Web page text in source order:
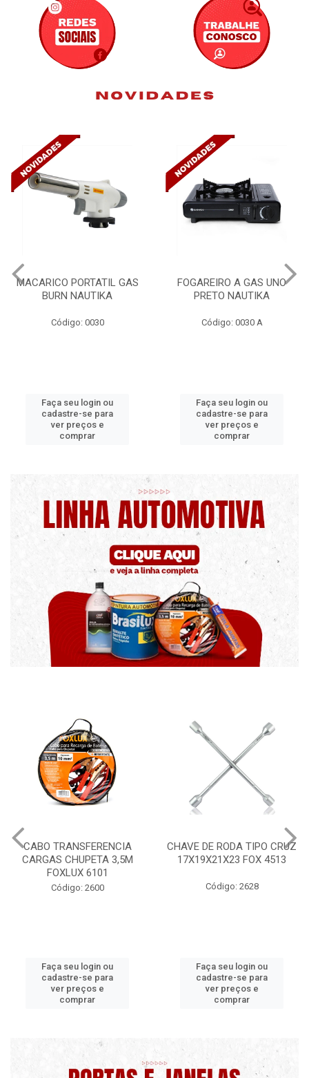
PORTATIL GAS
BURN NAUTIKA
Código: 0030
Faça seu login ou
cadastre-se para
ver preços e
comprar
FOGAREIRO A GAS UNO
PRETO NAUTIKA
Código: 0030 A
Faça seu login ou
cadastre-se para
ver preços e
comprar
CABO TRANSFERENCIA
CARGAS CHUPETA 3,5M
FOXLUX 6101
Código: 2600
Faça seu login ou
cadastre-se para
ver preços e
comprar
CHAVE DE RODA TIPO CRUZ
17X19X21X23 FOX 4513
Código: 2628
Faça seu login ou
cadastre-se para
ver preços e
comprar